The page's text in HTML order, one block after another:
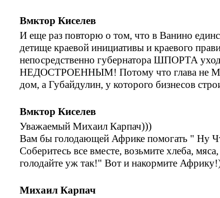
Вмктор Киселев
И еще раз повторю о том, что в Ванино
детище краевой инициативы и краевого
непосредственно губернатора ШПОРТА
НЕДОСТРОЕННЫМ! Потому что глава не
дом, а Губайдулин, у которого бизнесов
Вмктор Киселев
Уважаемый Михаил Карпач)))
Вам бы голодающей Африке помогать " Ну
Соберитесь все вместе, возьмите хлеба,
голодайте уж так!" Вот и накормите
Михаил Карпач